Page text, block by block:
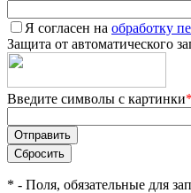
Я согласен на обработку
Защита от автоматического
Введите символы с картинки*
* - Поля, обязательные для